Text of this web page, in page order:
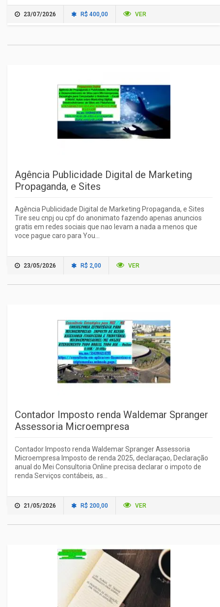
23/07/2026 R$ 400,00 VER
Agência Publicidade Digital de Marketing
Propaganda, e Sites
Agência Publicidade Digital de Marketing Propaganda, e Sites
Tire seu cnpj ou cpf do anonimato fazendo apenas anuncios
gratis em redes sociais que nao levam a nada a menos que
voce pague caro para You...
23/05/2026 R$ 2,00 VER
Contador Imposto renda Waldemar Spranger
Assessoria Microempresa
Contador Imposto renda Waldemar Spranger Assessoria
Microempresa Imposto de renda 2025, declaraçao, Declaração
anual do Mei Consultoria Online precisa declarar o impoto de
renda Serviços contábeis, as...
21/05/2026 R$ 200,00 VER